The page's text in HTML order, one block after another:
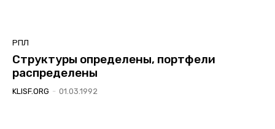
РПЛ
Структуры определены, портфели
распределены
KLISF.ORG - 01.03.1992